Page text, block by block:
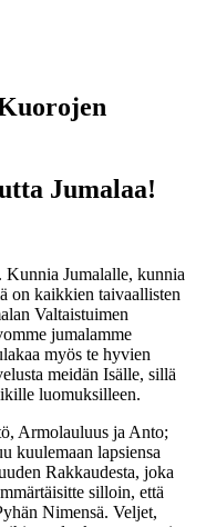
Jumalaa!
Jumalalle, kunnia
on kaikkien taivaallisten
Valtaistuimen
jumalamme
myös te hyvien
meidän Isälle, sillä
luomuksilleen.
Armolauluus ja Anto;
kuulemaan lapsiensa
Rakkaudesta, joka
silloin, että
Nimensä. Veljet,